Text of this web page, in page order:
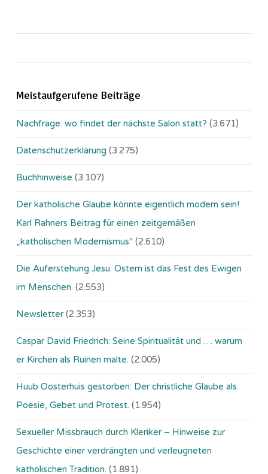
Meistaufgerufene Beiträge
Nachfrage: wo findet der nächste Salon statt? (3.671)
Datenschutzerklärung (3.275)
Buchhinweise (3.107)
Der katholische Glaube könnte eigentlich modern sein!
Karl Rahners Beitrag für einen zeitgemäßen
„katholischen Modernismus“ (2.610)
Die Auferstehung Jesu: Ostern ist das Fest des Ewigen
im Menschen. (2.553)
Newsletter (2.353)
Caspar David Friedrich: Seine Spiritualität und … warum
er Kirchen als Ruinen malte. (2.005)
Huub Oosterhuis gestorben: Der christliche Glaube als
Poesie, Gebet und Protest. (1.954)
Sexueller Missbrauch durch Kleriker – Hinweise zur
Geschichte einer verdrängten und verleugneten
katholischen Tradition. (1.891)